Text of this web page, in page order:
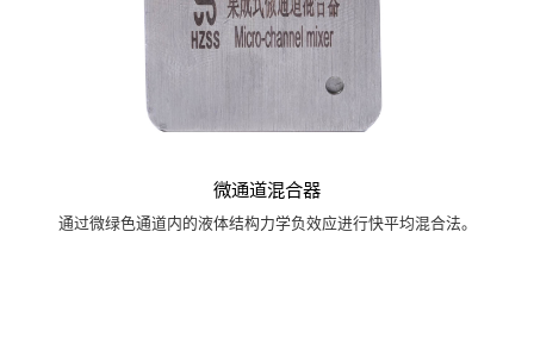
微通道混合器
通过微绿色通道内的液体结构力学负效应进行快平均混合法。